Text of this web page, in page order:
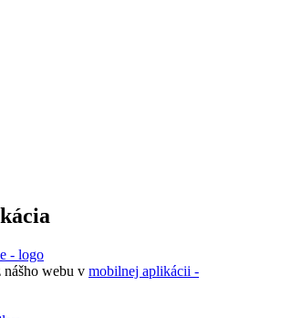
nášho webu v mobilnej aplikácii -